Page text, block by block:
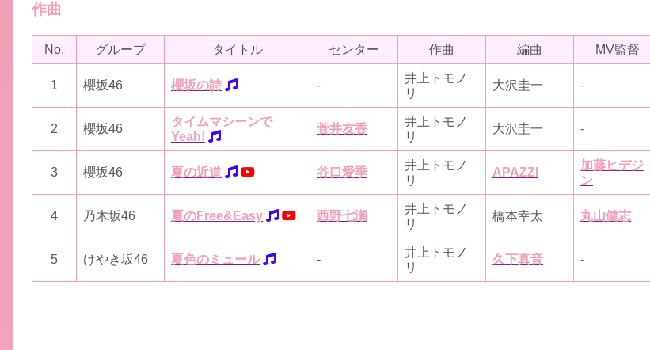
作曲
No. グループ タイトル センター 作曲 編曲 MV監督
1 櫻坂46 櫻坂の詩 -
井上トモノ
リ
大沢圭一 -
2 櫻坂46
タイムマシーンで
Yeah!
菅井友香
井上トモノ
リ
大沢圭一 -
3 櫻坂46 夏の近道 谷口愛季
井上トモノ
リ
APAZZI
加藤ヒデジ
ン
4 乃木坂46 夏のFree&Easy 西野七瀬
井上トモノ
リ
橋本幸太 丸山健志
5 けやき坂46 夏色のミュール -
井上トモノ
リ
久下真音 -